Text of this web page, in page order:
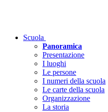
Scuola
Panoramica
Presentazione
I luoghi
Le persone
I numeri della scuola
Le carte della scuola
Organizzazione
La storia